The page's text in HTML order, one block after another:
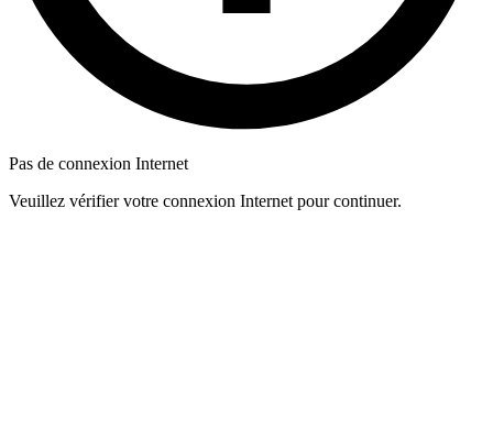
Pas de connexion Internet
Veuillez vérifier votre connexion Internet pour continuer.